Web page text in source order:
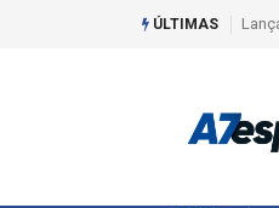
ÚLTIMAS
da ‘Copa Educa’ em BatataisLiga